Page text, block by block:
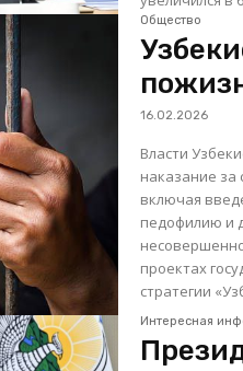
Общество
16.02.2026
Власти
наказание за
включая
педофилию и
проектах
стратегии
Интересная